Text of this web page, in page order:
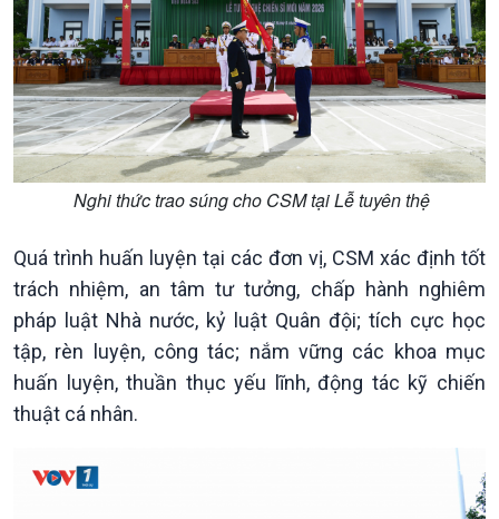
Kinh tế
Tin Kinh tế
Trước giờ mở cửa
Dòng chảy Kinh tế
Sức sống hàng Việt
Tuyên chiến với gian lận
thương mại
Nông nghiệp & Biển đảo
Tin Nông nghiệp & Biển
đảo
Mùa vàng
Nghi thức trao súng cho CSM tại Lễ tuyên thệ
Quá trình huấn luyện tại các đơn vị, CSM xác định tốt
trách nhiệm, an tâm tư tưởng, chấp hành nghiêm
pháp luật Nhà nước, kỷ luật Quân đội; tích cực học
tập, rèn luyện, công tác; nắm vững các khoa mục
huấn luyện, thuần thục yếu lĩnh, động tác kỹ chiến
thuật cá nhân.